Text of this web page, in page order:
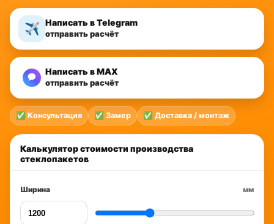
✈️ Написать в Telegram
отправить расчёт
Написать в MAX
отправить расчёт
✅ Консультация ✅ Замер ✅ Доставка / монтаж
Калькулятор стоимости производства
стеклопакетов
Ширина мм